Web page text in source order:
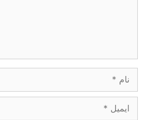
ایمیل